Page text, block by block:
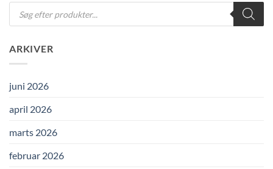
Products
search
ARKIVER
juni 2026
april 2026
marts 2026
februar 2026